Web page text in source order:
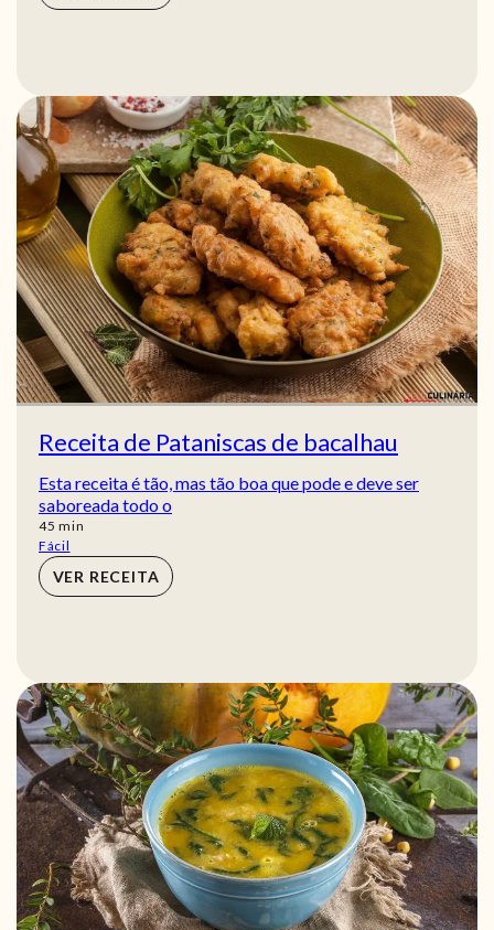
Receita de Pataniscas de bacalhau
Esta receita é tão, mas tão boa que pode e deve ser
saboreada todo o
45 min
min
Fácil
VER RECEITA